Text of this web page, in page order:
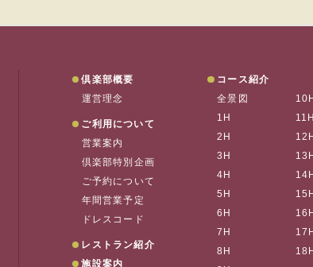
垂水ゴルフ
お
会員ページ
倶楽部概要
運営理念
ご利用について
営業案内
倶楽部特別企画
ご予約について
年間営業予定
ドレスコード
レストラン紹介
施設案内
コース紹介
全景図
1H
2H
3H
4H
5H
6H
7H
8H
10H
11H
12H
13H
14H
15H
16H
17H
18H